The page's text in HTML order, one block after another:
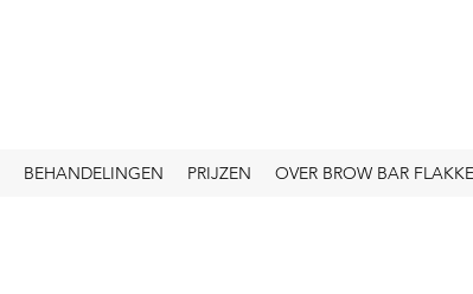
BEHANDELINGEN PRIJZEN OVER BROW BAR